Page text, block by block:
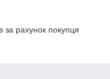
за рахунок покупця